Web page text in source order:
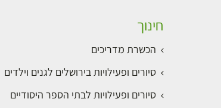
חינוך
הכשרת מדריכים
סיורים ופעילויות בירושלים לגנים וילדים
סיורים ופעילויות לבתי הספר היסודיים